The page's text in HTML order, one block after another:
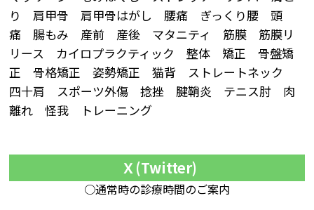
り 肩甲骨 肩甲骨はがし 腰痛 ぎっくり腰 頭
痛 腸もみ 産前 産後 マタニティ 筋膜 筋膜リ
リース カイロプラクティック 整体 矯正 骨盤矯
正 骨格矯正 姿勢矯正 猫背 ストレートネック
四十肩 スポーツ外傷 捻挫 腱鞘炎 テニス肘 肉
離れ 怪我 トレーニング
Ｘ(Twitter)
○通常時の診療時間のご案内